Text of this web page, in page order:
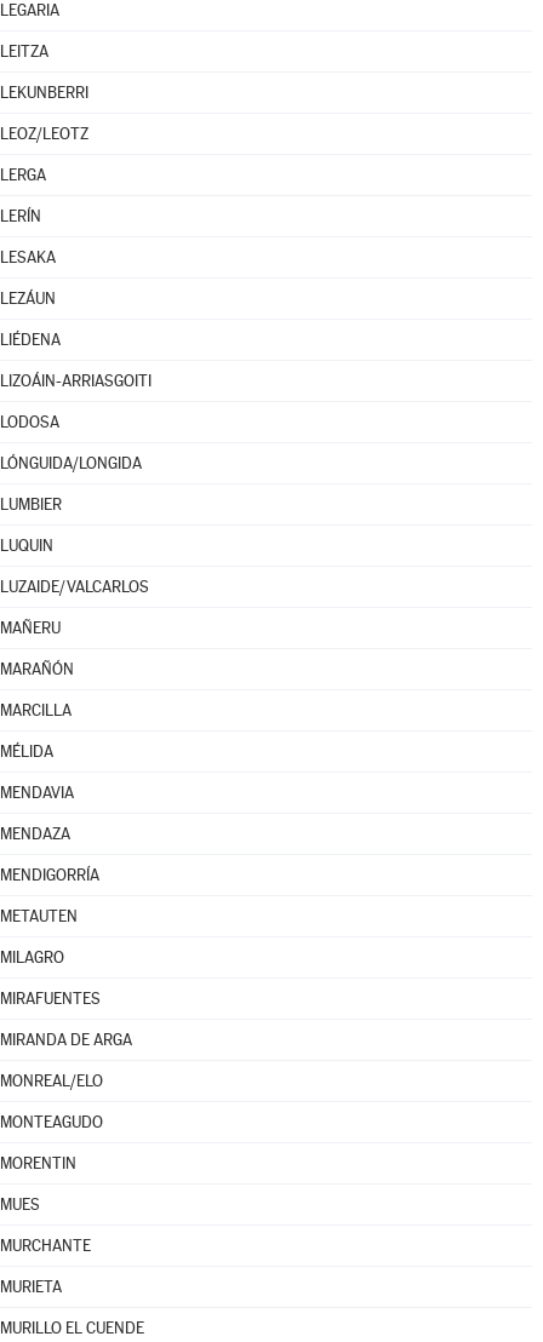
LEGARIA
LEITZA
LEKUNBERRI
LEOZ/LEOTZ
LERGA
LERÍN
LESAKA
LEZÁUN
LIÉDENA
LIZOÁIN-ARRIASGOITI
LODOSA
LÓNGUIDA/LONGIDA
LUMBIER
LUQUIN
LUZAIDE/VALCARLOS
MAÑERU
MARAÑÓN
MARCILLA
MÉLIDA
MENDAVIA
MENDAZA
MENDIGORRÍA
METAUTEN
MILAGRO
MIRAFUENTES
MIRANDA DE ARGA
MONREAL/ELO
MONTEAGUDO
MORENTIN
MUES
MURCHANTE
MURIETA
MURILLO EL CUENDE